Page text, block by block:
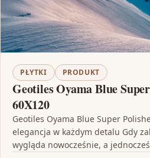
PŁYTKI PRODUKT
Geotiles Oyama Blue
60X120
Geotiles Oyama Blue Super
elegancja w każdym detalu Gdy
wygląda nowocześnie, a